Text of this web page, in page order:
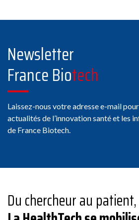
Newsletter
France Biotech
Laissez-nous votre adresse e-mail
actualités de l’innovation santé et les
de France Biotech.
Du chercheur au patient,